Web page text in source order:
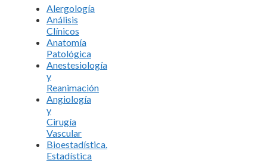
Alergología
Análisis
Clínicos
Anatomía
Patológica
Anestesiología
y
Reanimación
Angiología
y
Cirugía
Vascular
Bioestadística.
Estadística